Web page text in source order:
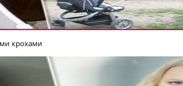
крохами